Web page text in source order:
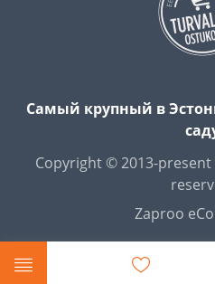
Самый крупный в
Copyright © 2013-
Zaproo